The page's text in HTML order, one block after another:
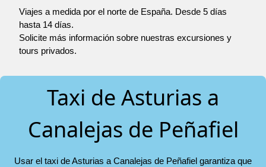
Viajes a medida por el norte de España. Desde 5 días
hasta 14 días.
Solicite más información sobre nuestras excursiones y
tours privados.
Taxi de Asturias a
Canalejas de Peñafiel
Usar el taxi de Asturias a Canalejas de Peñafiel garantiza que